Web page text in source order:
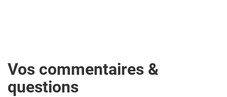
Vos commentaires &
questions